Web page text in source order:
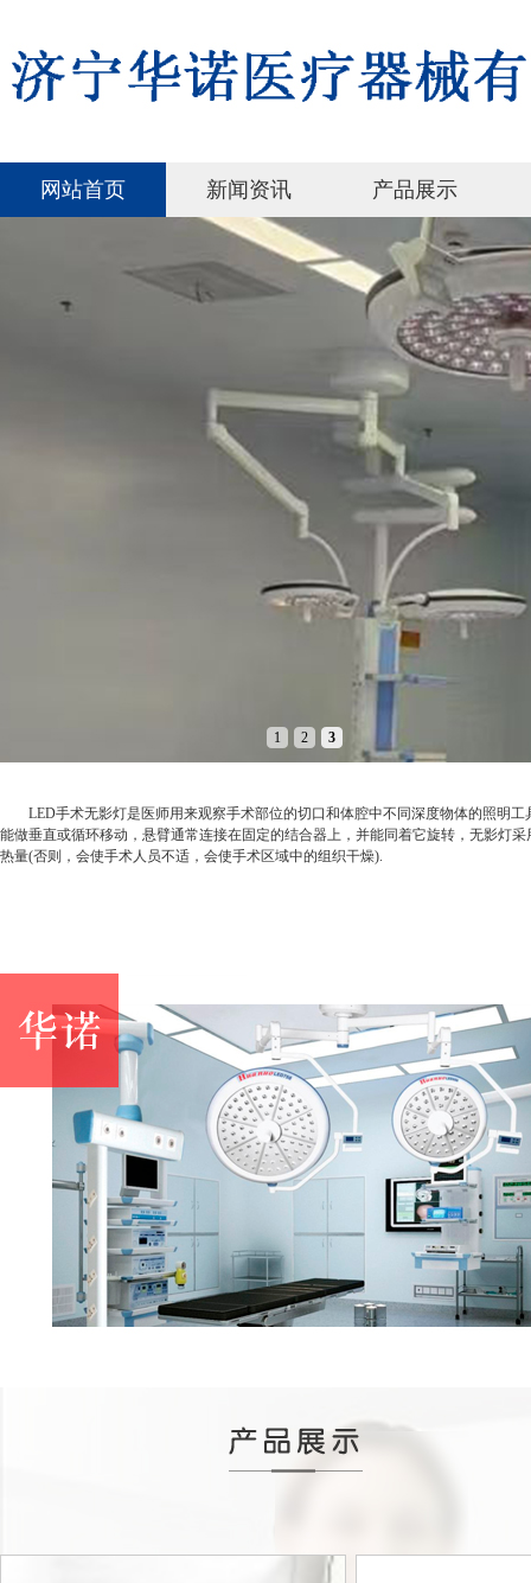
网站首页 新闻资讯 产品展示
1 2 3
LED手术无影灯是医师用来观察手术部位的切口和体腔中不同深度物体的照明工
能做垂直或循环移动，悬臂通常连接在固定的结合器上，并能同着它旋转，无影灯
热量(否则，会使手术人员不适，会使手术区域中的组织干燥).